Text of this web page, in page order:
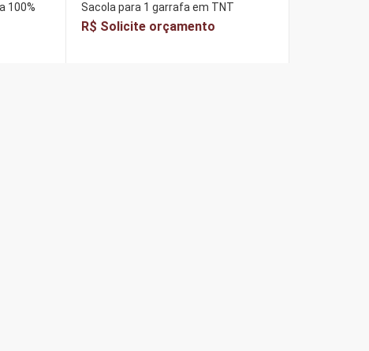
100%
Sacola para 1 garrafa em TNT
R$ Solicite orçamento